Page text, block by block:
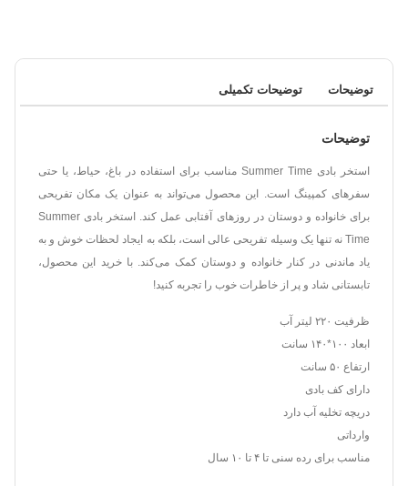
توضیحات توضیحات تکمیلی
توضیحات
استخر بادی Summer Time مناسب برای استفاده در باغ، حیاط، یا حتی
سفرهای کمپینگ است. این محصول می‌تواند به عنوان یک مکان تفریحی
برای خانواده و دوستان در روزهای آفتابی عمل کند. استخر بادی Summer
Time نه تنها یک وسیله تفریحی عالی است، بلکه به ایجاد لحظات خوش و به
یاد ماندنی در کنار خانواده و دوستان کمک می‌کند. با خرید این محصول،
تابستانی شاد و پر از خاطرات خوب را تجربه کنید!
ظرفیت ۲۲۰ لیتر آب
ابعاد ۱۰۰*۱۴۰ سانت
ارتفاع ۵۰ سانت
دارای کف بادی
دریچه تخلیه آب دارد
وارداتی
مناسب برای رده سنی تا ۴ تا ۱۰ سال